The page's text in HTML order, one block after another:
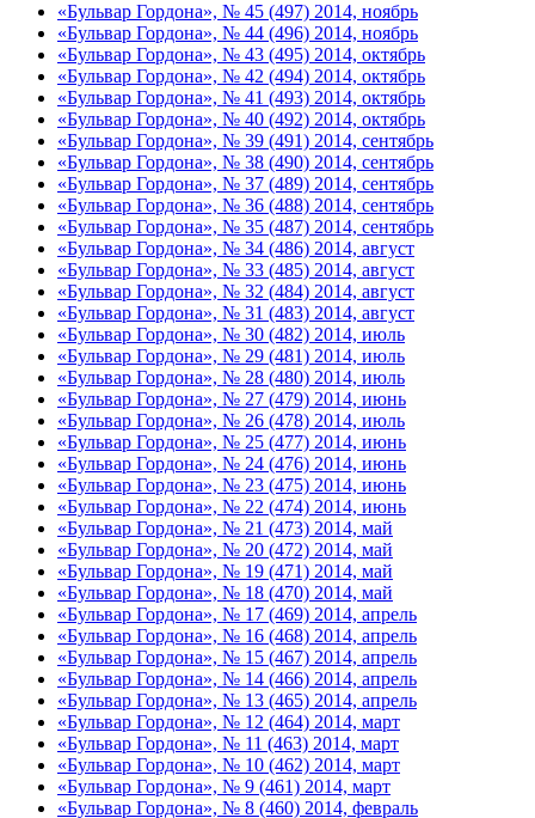
«Бульвар Гордона», № 45 (497) 2014, ноябрь
«Бульвар Гордона», № 44 (496) 2014, ноябрь
«Бульвар Гордона», № 43 (495) 2014, октябрь
«Бульвар Гордона», № 42 (494) 2014, октябрь
«Бульвар Гордона», № 41 (493) 2014, октябрь
«Бульвар Гордона», № 40 (492) 2014, октябрь
«Бульвар Гордона», № 39 (491) 2014, сентябрь
«Бульвар Гордона», № 38 (490) 2014, сентябрь
«Бульвар Гордона», № 37 (489) 2014, сентябрь
«Бульвар Гордона», № 36 (488) 2014, сентябрь
«Бульвар Гордона», № 35 (487) 2014, сентябрь
«Бульвар Гордона», № 34 (486) 2014, август
«Бульвар Гордона», № 33 (485) 2014, август
«Бульвар Гордона», № 32 (484) 2014, август
«Бульвар Гордона», № 31 (483) 2014, август
«Бульвар Гордона», № 30 (482) 2014, июль
«Бульвар Гордона», № 29 (481) 2014, июль
«Бульвар Гордона», № 28 (480) 2014, июль
«Бульвар Гордона», № 27 (479) 2014, июнь
«Бульвар Гордона», № 26 (478) 2014, июль
«Бульвар Гордона», № 25 (477) 2014, июнь
«Бульвар Гордона», № 24 (476) 2014, июнь
«Бульвар Гордона», № 23 (475) 2014, июнь
«Бульвар Гордона», № 22 (474) 2014, июнь
«Бульвар Гордона», № 21 (473) 2014, май
«Бульвар Гордона», № 20 (472) 2014, май
«Бульвар Гордона», № 19 (471) 2014, май
«Бульвар Гордона», № 18 (470) 2014, май
«Бульвар Гордона», № 17 (469) 2014, апрель
«Бульвар Гордона», № 16 (468) 2014, апрель
«Бульвар Гордона», № 15 (467) 2014, апрель
«Бульвар Гордона», № 14 (466) 2014, апрель
«Бульвар Гордона», № 13 (465) 2014, апрель
«Бульвар Гордона», № 12 (464) 2014, март
«Бульвар Гордона», № 11 (463) 2014, март
«Бульвар Гордона», № 10 (462) 2014, март
«Бульвар Гордона», № 9 (461) 2014, март
«Бульвар Гордона», № 8 (460) 2014, февраль